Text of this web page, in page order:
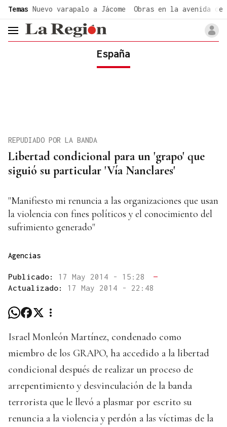
Temas Nuevo varapalo a Jácome Obras en la avenida de
header.menu.open
España
Libertad condicional para un 'grapo' que
siguió su particular 'Vía Nanclares'
REPUDIADO POR LA BANDA
"Manifiesto mi renuncia a las organizaciones que usan
la violencia con fines políticos y el conocimiento del
sufrimiento generado"
Agencias
Publicado: 17 May 2014 - 15:28
—
Actualizado: 17 May 2014 - 22:48
Israel Monleón Martínez, condenado como
miembro de los GRAPO, ha accedido a la libertad
condicional después de realizar un proceso de
arrepentimiento y desvinculación de la banda
terrorista que le llevó a plasmar por escrito su
renuncia a la violencia y perdón a las víctimas de la